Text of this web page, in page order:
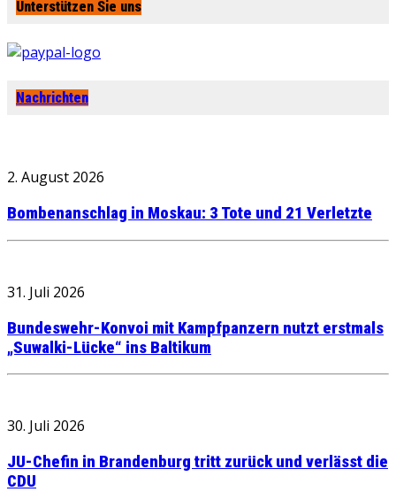
Unterstützen Sie uns
Nachrichten
2. August 2026
Bombenanschlag in Moskau: 3 Tote und 21 Verletzte
31. Juli 2026
Bundeswehr-Konvoi mit Kampfpanzern nutzt erstmals
„Suwalki-Lücke“ ins Baltikum
30. Juli 2026
JU-Chefin in Brandenburg tritt zurück und verlässt die
CDU